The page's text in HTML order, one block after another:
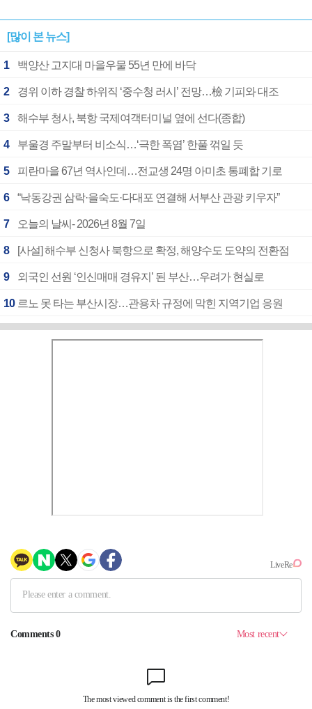
[많이 본 뉴스]
1 백양산 고지대 마을우물 55년 만에 바닥
2 경위 이하 경찰 하위직 ‘중수청 러시’ 전망…檢 기피와 대조
3 해수부 청사, 북항 국제여객터미널 옆에 선다(종합)
4 부울경 주말부터 비소식…‘극한 폭염’ 한풀 꺾일 듯
5 피란마을 67년 역사인데…전교생 24명 아미초 통폐합 기로
6 “낙동강권 삼락·을숙도·다대포 연결해 서부산 관광 키우자”
7 오늘의 날씨- 2026년 8월 7일
8 [사설] 해수부 신청사 북항으로 확정, 해양수도 도약의 전환점
9 외국인 선원 ‘인신매매 경유지’ 된 부산…우려가 현실로
10 르노 못 타는 부산시장…관용차 규정에 막힌 지역기업 응원